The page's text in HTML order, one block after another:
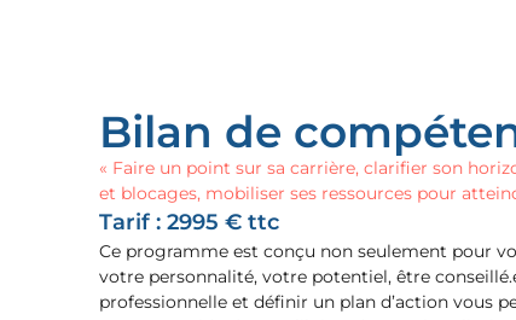
Bilan de
« Faire un point sur sa carrière, clarifier son
et blocages, mobiliser ses ressources pour
Tarif : 2995 € ttc
Ce programme est conçu non seulement pour
votre personnalité, votre potentiel, être
professionnelle et définir un plan d’action vous